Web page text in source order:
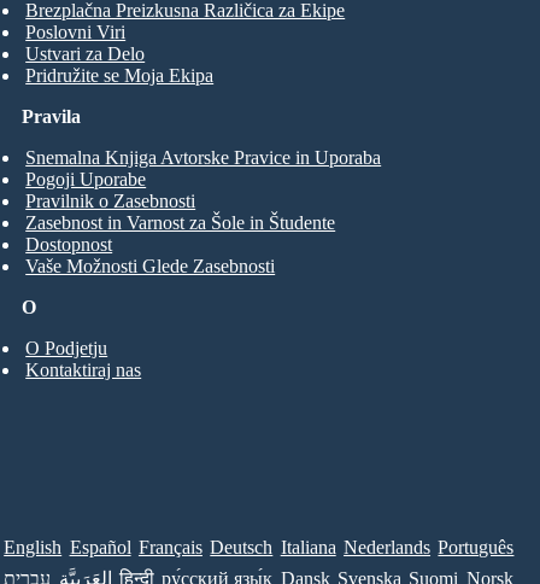
Brezplačna Preizkusna Različica za Ekipe
Poslovni Viri
Ustvari za Delo
Pridružite se Moja Ekipa
O
O Podjetju
Kontaktiraj nas
Pravila
Snemalna Knjiga Avtorske Pravice in Uporaba
Pogoji Uporabe
Pravilnik o Zasebnosti
Zasebnost in Varnost za Šole in Študente
Dostopnost
Vaše Možnosti Glede Zasebnosti
English Español Français Deutsch Italiana Nederlands Português
עברית العَرَبِيَّة हिन्दी ру́сский язы́к Dansk Svenska Suomi Norsk